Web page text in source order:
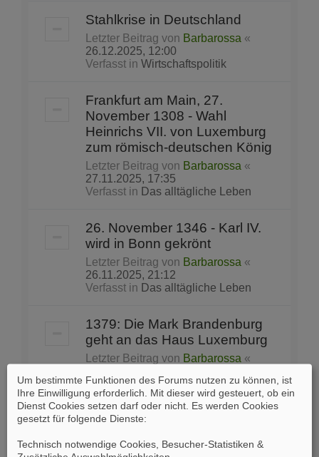
Stahlkrise in Deutschland
Letzter Beitrag von Barbarossa «
26.12.2025, 12:00
Verfasst in Wirtschaftspolitik
Frankfurt am Main, 27.
November 1308 - Wahl
Heinrichs VII. von Luxemburg
zum römisch-deutschen König
Letzter Beitrag von Barbarossa «
27.11.2025, 17:35
Verfasst in Das alltägliche Leben
26. November 1346 - Karl IV.
wird in Bonn gekrönt
Letzter Beitrag von Barbarossa «
26.11.2025, 21:12
Verfasst in Das alltägliche Leben
1379: Die Mark Brandenburg
geht an das Haus Luxemburg
Letzter Beitrag von Barbarossa «
Verfasst inDas alltägliche Leben
Petersdom
Letzter Beitrag von Balduin «
29.08.2025, 18:27
Um bestimmte Funktionen des Forums nutzen zu können, ist
Ihre Einwilligung erforderlich. Mit dieser wird gesteuert, ob ein
Dienst Cookies setzen darf oder nicht. Es werden Cookies
gesetzt für folgende Dienste:
Technisch notwendige Cookies, Besucher-Statistiken &